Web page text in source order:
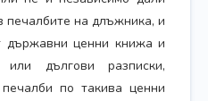
печалбите на длъжника, и
държавни ценни книжа и
дългови разписки,
по такива ценни